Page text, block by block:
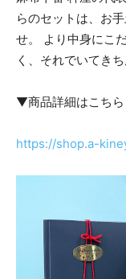
らのセットは、お
せ。 より中身にこ
く、それでいてき
▼商品詳細はこちら
https://shop.a-